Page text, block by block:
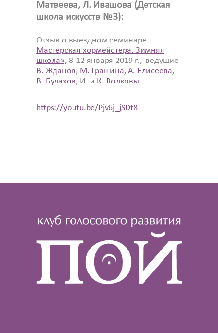
Матвеева, Л. Ивашова (Детская
школа искусств №3):
Отзыв о выездном семинаре
Мастерская хормейстера. Зимняя
школа», 8-12 января 2019 г., ведущие
В. Жданов, М. Грашина,А. Елисеева,
В. Булахов, И. и К. Волковы.
https://youtu.be/Pjv6j_jSDt8